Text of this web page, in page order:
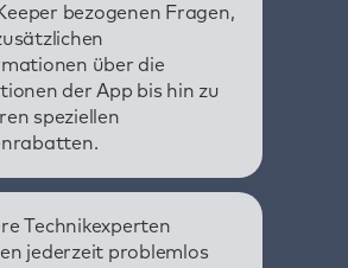
bezogenen Fragen,
über die
der App bis hin zu
speziellen
Technikexperten
jederzeit problemlos